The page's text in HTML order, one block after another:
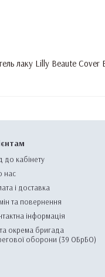
до кабінету
нас
і доставка
та повернення
інформація
окрема бригада
оборони (39 ОБрБО)